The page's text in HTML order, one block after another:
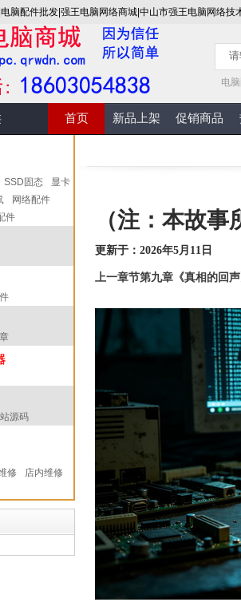
脑配件批发|强王电脑网络商城|中山市强王电脑网络技
电
首页 新品上架 促销商品
SSD固态
显卡
网络配件
件
源码
修
店内维修
（注：本故
更新于：2026年5月11日
上一章节第九章《真相的回声